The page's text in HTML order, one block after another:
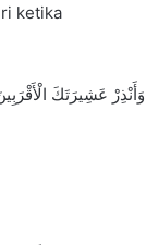
ketika
وَأَنْذِرْ عَشِيرَتَكَ